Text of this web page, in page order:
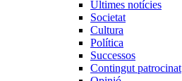
Últimes notícies
Societat
Cultura
Política
Successos
Contingut patrocinat